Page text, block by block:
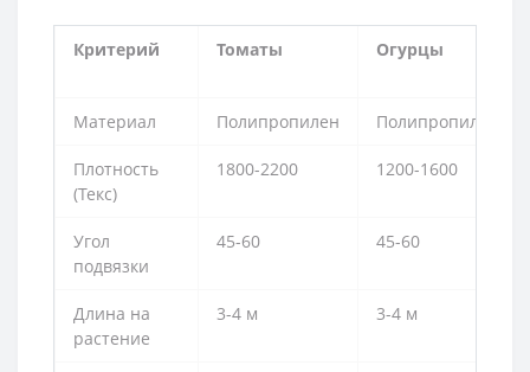
Критерий Томаты Огурцы
Материал Полипропилен Полипропилен
Плотность
(Текс)
1800-2200 1200-1600
Угол
подвязки
45-60 45-60
Длина на
растение
3-4 м 3-4 м